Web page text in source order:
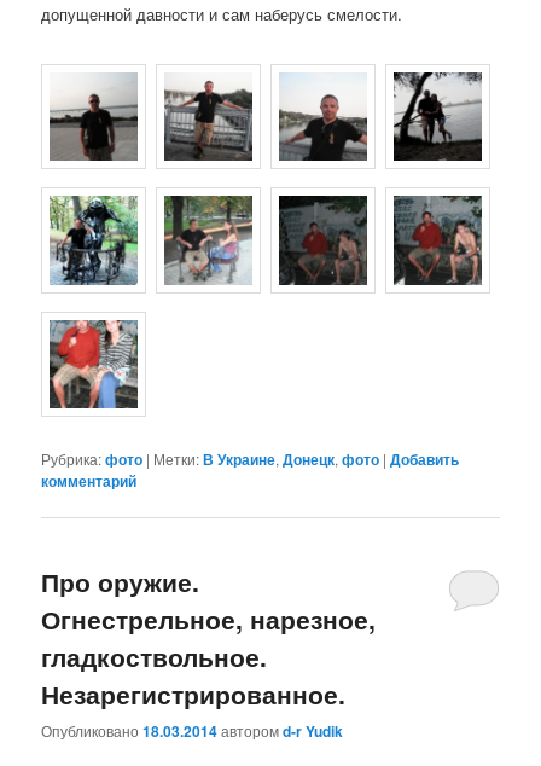
допущенной давности и сам наберусь смелости.
Рубрика:фото | Метки:В Украине,Донецк,фото |Добавить
комментарий
Про оружие.
Огнестрельное, нарезное,
гладкоствольное.
Незарегистрированное.
Опубликовано18.03.2014авторомd-r Yudik